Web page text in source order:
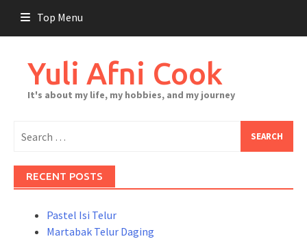
content
Top Menu
Yuli Afni Cook
It's about my life, my hobbies, and my journey
for:
RECENT POSTS
Pastel Isi Telur
Martabak Telur Daging